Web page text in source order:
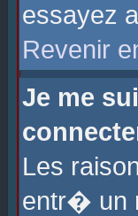
essayez
Revenir
Je me
Les
entr� un